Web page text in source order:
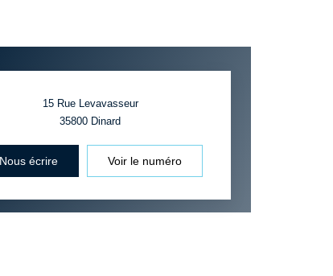
15 Rue Levavasseur
35800 Dinard
Nous écrire Voir le numéro